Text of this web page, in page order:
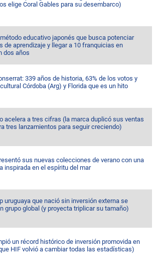
elige Coral Gables para su desembarco)
educativo japonés que busca potenciar
de aprendizaje y llegar a 10 franquicias en
dos años
339 años de historia, 63% de los votos y
Córdoba (Arg) y Florida que es un hito
acelera a tres cifras (la marca duplicó sus ventas
tres lanzamientos para seguir creciendo)
sus nuevas colecciones de verano con una
inspirada en el espíritu del mar
uruguaya que nació sin inversión externa se
grupo global (y proyecta triplicar su tamaño)
un récord histórico de inversión promovida en
HIF volvió a cambiar todas las estadísticas)